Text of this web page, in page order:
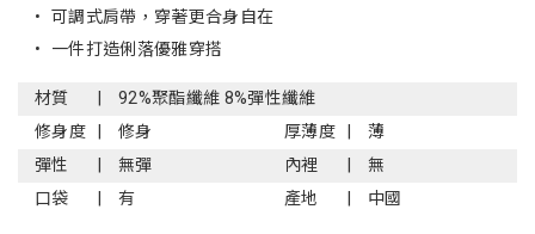
• 可調式肩帶，穿著更合身自在
• 一件打造俐落優雅穿搭
材質
92%聚酯纖維 8%彈性纖維
修身度
修身 厚薄度
薄
彈性
無彈 內裡
無
口袋
有 產地 中國